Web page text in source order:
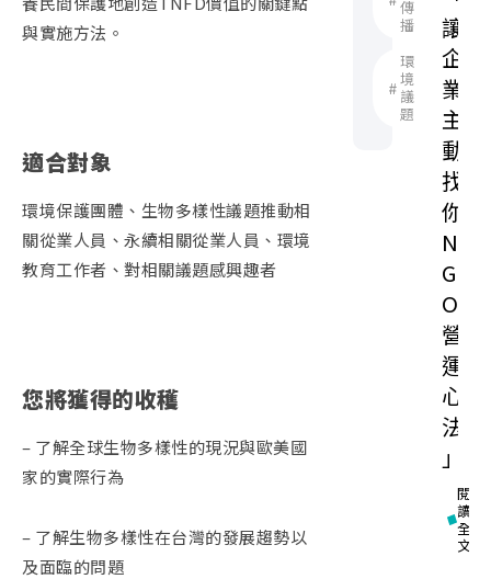
與實施方法。
適合對象
環境保護團體、生物多樣性議題推動相
關從業人員、永續相關從業人員、環境
教育工作者、對相關議題感興趣者
您將獲得的收穫
– 了解全球生物多樣性的現況與歐美國
家的實際行為
– 了解生物多樣性在台灣的發展趨勢以
及面臨的問題
傳
播
環
境
議
題
讓
企
業
主
動
找
你
N
G
O
營
運
心
法
」
閱
讀
全
文